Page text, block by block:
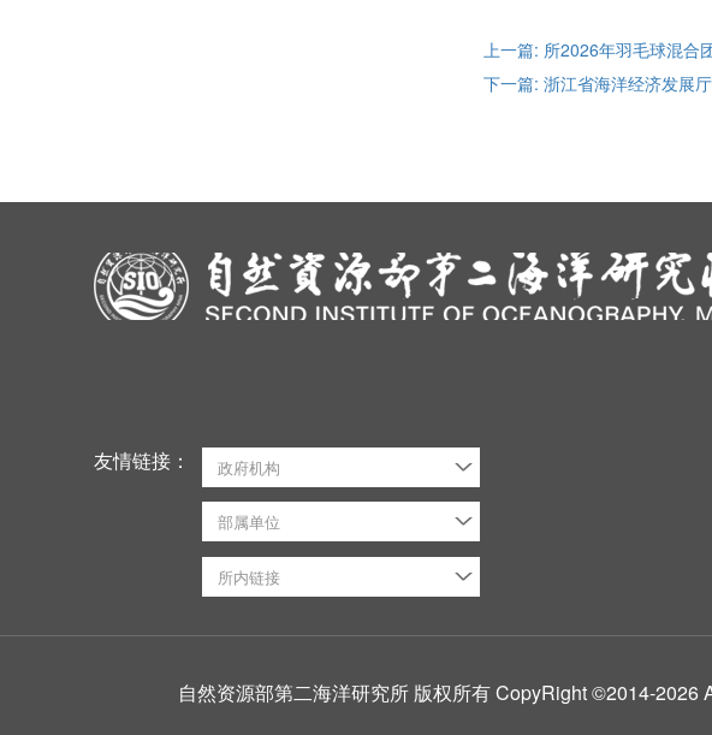
上一篇: 所2026年羽毛球混合
下一篇: 浙江省海洋经济发展
友情链接： 政府机构
部属单位
所内链接
自然资源部第二海洋研究所 版权所有 CopyRight ©2014-2026